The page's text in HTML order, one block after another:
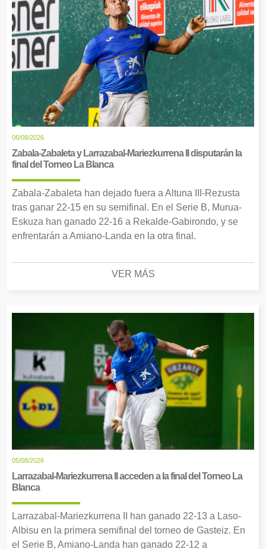
06/08/2026
Zabala-Zabaleta y Larrazabal-Mariezkurrena II disputarán la
final del Torneo La Blanca
Zabala-Zabaleta han dejado fuera a Altuna III-Rezusta
tras ganar 22-15 en su semifinal. En el Serie B, Murua-
Eskuza han ganado 22-16 a Rekalde-Gabirondo, y se
enfrentarán a Amiano-Landa en la otra final.
VER MÁS
05/08/2026
Larrazabal-Mariezkurrena II acceden a la final del Torneo La
Blanca
Larrazabal-Mariezkurrena II han ganado 22-13 a Laso-
Albisu en la primera semifinal del torneo de Gasteiz. En
el Serie B, Amiano-Landa han ganado 22-12 a